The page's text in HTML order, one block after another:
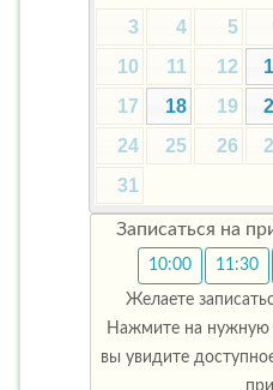
3
4 5
10
11 12
17
18 19
24
25 26
31
Записаться на
10:00 11:30
Желаете
Нажмите на нужную
вы увидите